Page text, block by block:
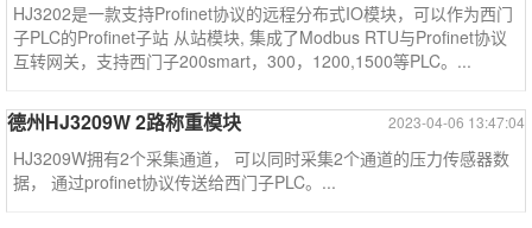
HJ3202是一款支持Profinet协议的远程分布式IO模块，可以作为西门
子PLC的Profinet子站 从站模块, 集成了Modbus RTU与Profinet协议
互转网关，支持西门子200smart，300，1200,1500等PLC。...
2023-04-06 13:47:04
德州HJ3209W 2路称重模块
HJ3209W拥有2个采集通道， 可以同时采集2个通道的压力传感器数
据， 通过profinet协议传送给西门子PLC。...